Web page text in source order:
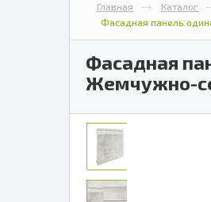
Главная Каталог
Фасадная панель
Фасадная
Жемчужно-